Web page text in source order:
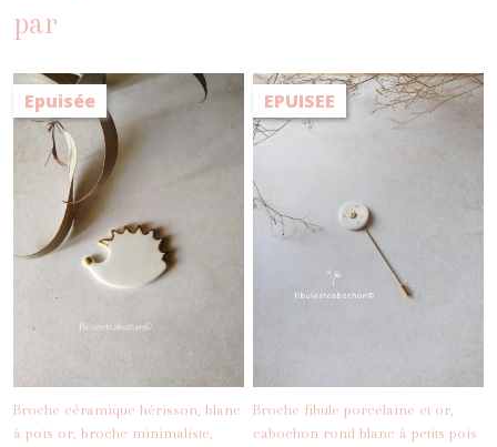
par
Epuisée
Broche céramique hérisson, blanc
à pois or, broche minimaliste,
EPUISEE
Broche fibule porcelaine et or,
cabochon rond blanc à petits pois